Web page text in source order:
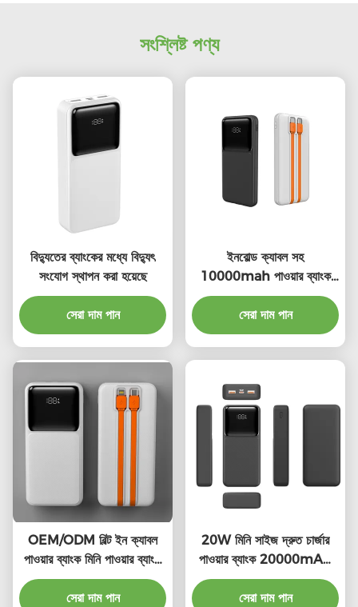
সংশ্লিষ্ট পণ্য
বিদ্যুতের ব্যাংকের মধ্যে বিদ্যুৎ
সংযোগ স্থাপন করা হয়েছে
সেরা দাম পান
ইনবোল্ড ক্যাবল সহ
10000mah পাওয়ার ব্যাংক
ইনবোল্ড ইউএসবি সি ক্যাবল সহ
পাওয়ার ব্যাংক
সেরা দাম পান
OEM/ODM বিল্ট ইন ক্যাবল
পাওয়ার ব্যাংক মিনি পাওয়ার ব্যাংক
বিল্ট ইন ক্যাবল সহ
সেরা দাম পান
20W মিনি সাইজ দ্রুত চার্জার
পাওয়ার ব্যাংক 20000mAh
পোর্টেবল ট্রাভেল পাওয়ার ব্যাংক
সেরা দাম পান